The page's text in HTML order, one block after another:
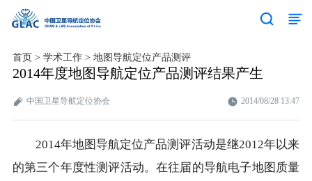
首页 > 学术工作> 地图导航定位产品测评
2014年度地图导航定位产品测评结果产生
中国卫星导航定位协会 2014/08/28 13:47
2014年地图导航定位产品测评活动是继2012年以来
的第三个年度性测评活动。在往届的导航电子地图质量